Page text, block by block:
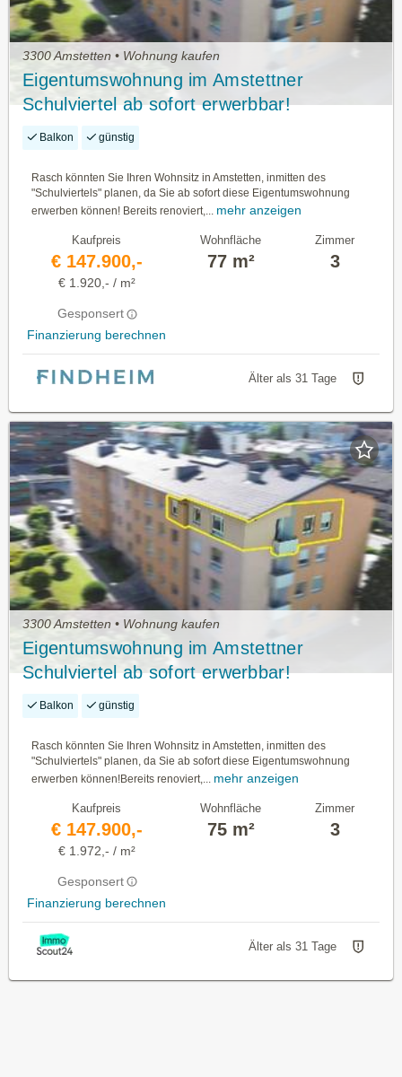
3300 Amstetten • Wohnung kaufen
Eigentumswohnung im Amstettner
Schulviertel ab sofort erwerbbar!
Balkon günstig
Rasch könnten Sie Ihren Wohnsitz in Amstetten, inmitten des
"Schulviertels" planen, da Sie ab sofort diese Eigentumswohnung
erwerben können! Bereits renoviert,... mehr anzeigen
Kaufpreis
€ 147.900,-
€ 1.920,- / m²
Gesponsert
Finanzierung berechnen
Wohnfläche
77 m²
Zimmer
3
Älter als 31 Tage
3300 Amstetten • Wohnung kaufen
Eigentumswohnung im Amstettner
Schulviertel ab sofort erwerbbar!
Balkon günstig
Rasch könnten Sie Ihren Wohnsitz in Amstetten, inmitten des
"Schulviertels" planen, da Sie ab sofort diese Eigentumswohnung
erwerben können!Bereits renoviert,... mehr anzeigen
Kaufpreis
€ 147.900,-
€ 1.972,- / m²
Gesponsert
Finanzierung berechnen
Wohnfläche
75 m²
Zimmer
3
Älter als 31 Tage